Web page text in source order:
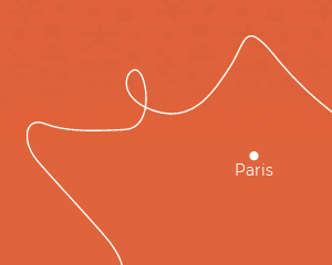
Paris